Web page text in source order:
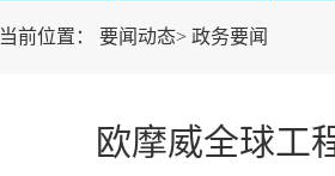
当前位置： 要闻动态> 政务要闻
欧摩威全球工